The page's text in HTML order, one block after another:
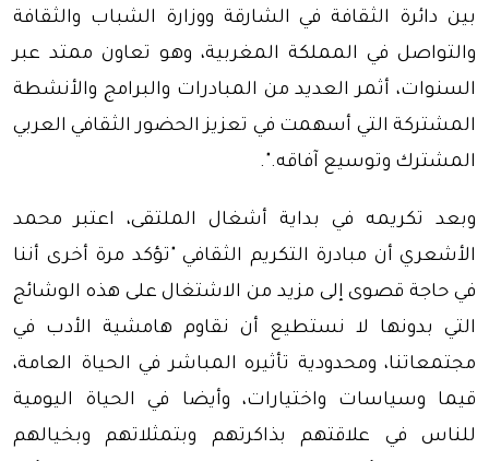
بين دائرة الثقافة في الشارقة ووزارة الشباب والثقافة
والتواصل في المملكة المغربية، وهو تعاون ممتد عبر
السنوات، أثمر العديد من المبادرات والبرامج والأنشطة
المشتركة التي أسهمت في تعزيز الحضور الثقافي العربي
المشترك وتوسيع آفاقه.".
وبعد تكريمه في بداية أشغال الملتقى، اعتبر محمد
الأشعري أن مبادرة التكريم الثقافي "تؤكد مرة أخرى أننا
في حاجة قصوى إلى مزيد من الاشتغال على هذه الوشائج
التي بدونها لا نستطيع أن نقاوم هامشية الأدب في
مجتمعاتنا، ومحدودية تأثيره المباشر في الحياة العامة،
قيما وسياسات واختيارات، وأيضا في الحياة اليومية
للناس في علاقتهم بذاكرتهم وبتمثلاتهم وبخيالهم